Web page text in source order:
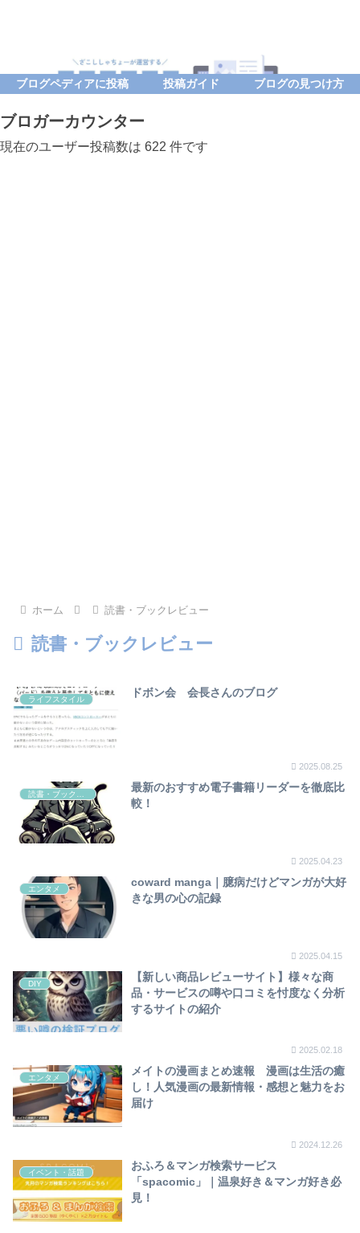
ブログペディアに投稿 投稿ガイド ブログの見つけ方
ブロガーカウンター
現在のユーザー投稿数は 622 件です
ホーム 読書・ブックレビュー
読書・ブックレビュー
ライフスタイル
ドボン会 会長さんのブログ
2025.08.25
最新のおすすめ電子書籍リーダーを徹底比
較！
2025.04.23
エンタメ
coward manga｜臆病だけどマンガが大好
きな男の心の記録
2025.04.15
DIY
【新しい商品レビューサイト】様々な商
品・サービスの噂や口コミを忖度なく分析
するサイトの紹介
2025.02.18
エンタメ
メイトの漫画まとめ速報 漫画は生活の癒
し！人気漫画の最新情報・感想と魅力をお
届け
2024.12.26
イベント・話題
おふろ＆マンガ検索サービス
「spacomic」｜温泉好き＆マンガ好き必
見！